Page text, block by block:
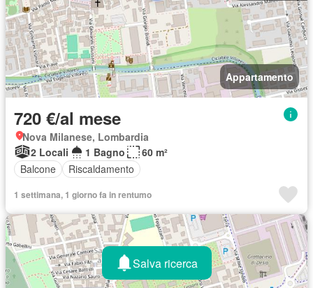
Appartamento
720 €/al mese
Nova Milanese, Lombardia
2 Locali
1 Bagno
60 m²
Balcone
Riscaldamento
1 settimana, 1 giorno fa in rentumo
Salva ricerca